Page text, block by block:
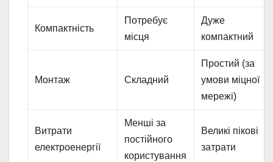
Компактність
Потребує
місця
Дуже
компактний
Монтаж Складний
Простий (за
умови міцної
мережі)
Витрати
електроенергії
Менші за
постійного
користування
Великі пікові
затрати